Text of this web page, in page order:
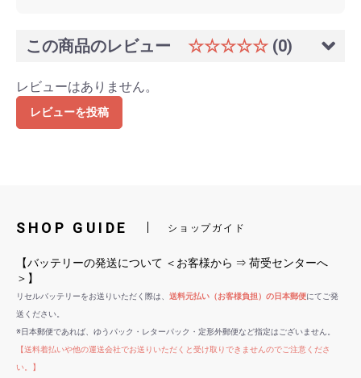
この商品のレビュー ☆☆☆☆☆ (0)
レビューはありません。
レビューを投稿
SHOP GUIDE ショップガイド
【バッテリーの発送について ＜お客様から ⇒ 荷受センターへ
＞】
リセルバッテリーをお送りいただく際は、 送料元払い（お客様負担）の日本郵便にてご発
送ください。
※日本郵便であれば、ゆうパック・レターパック・定形外郵便など指定はございません。
【送料着払いや他の運送会社でお送りいただくと受け取りできませんのでご注意くださ
い。】